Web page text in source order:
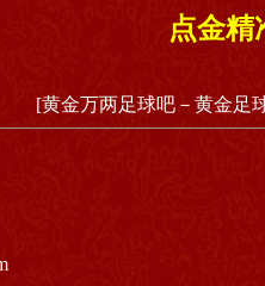
点金精
[黄金万两足球吧－黄金足